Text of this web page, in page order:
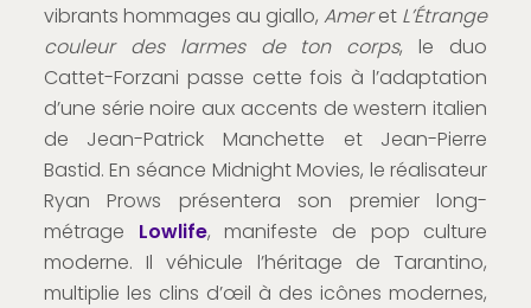
vibrants hommages au giallo,Ameret L’Étrange
couleur des larmes de ton corps, le duo
Cattet-Forzani passe cette fois à l’adaptation
d’une série noire aux accents de western italien
de Jean-Patrick Manchette et Jean-Pierre
Bastid. En séance Midnight Movies, le réalisateur
Ryan Prows présentera son premier long-
métrage Lowlife, manifeste de pop culture
moderne. Il véhicule l’héritage de Tarantino,
multiplie les clins d’œil à des icônes modernes,